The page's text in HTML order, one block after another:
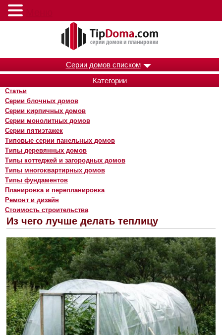
Серии домов списком
Категории
Статьи
Серии блочных домов
Серии кирпичных домов
Серии монолитных домов
Серии пятиэтажек
Типовые серии панельных домов
Типы деревянных домов
Типы коттеджей и загородных домов
Типы многоквартирных домов
Типы фундаментов
Планировка и перепланировка
Ремонт и дизайн
Стоимость строительства
Из чего лучше делать теплицу